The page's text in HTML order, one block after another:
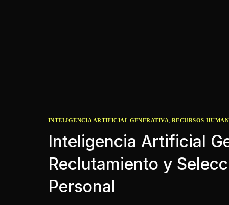
INTELIGENCIA ARTIFICIAL GENERATIVA RECURSOS
Inteligencia Artificial
Reclutamiento y
Personal